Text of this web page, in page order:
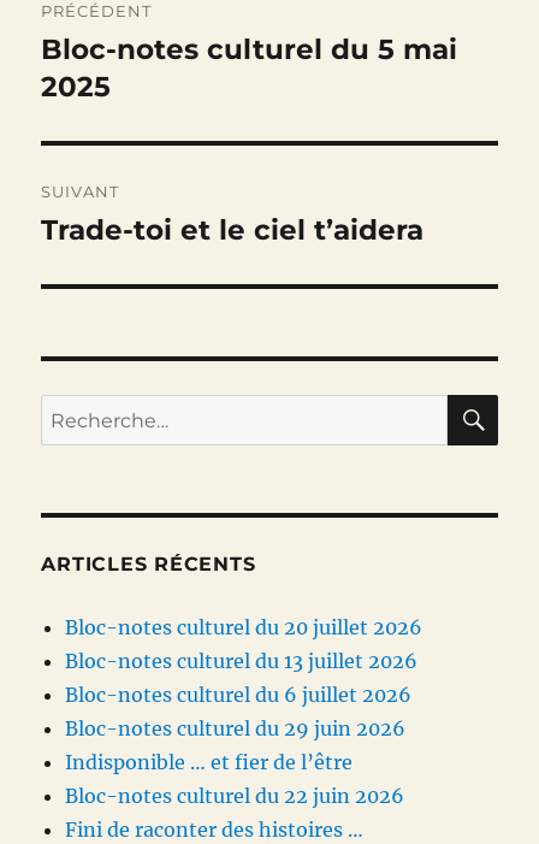
de
l’article
PRÉCÉDENT
Publication
précédente :
Bloc-notes culturel du 5 mai
2025
SUIVANT
Publication
Trade-toi et le ciel t’aidera
Recherche
pour :
ARTICLES RÉCENTS
Bloc-notes culturel du 20 juillet 2026
Bloc-notes culturel du 13 juillet 2026
Bloc-notes culturel du 6 juillet 2026
Bloc-notes culturel du 29 juin 2026
Indisponible … et fier de l’être
Bloc-notes culturel du 22 juin 2026
Fini de raconter des histoires …